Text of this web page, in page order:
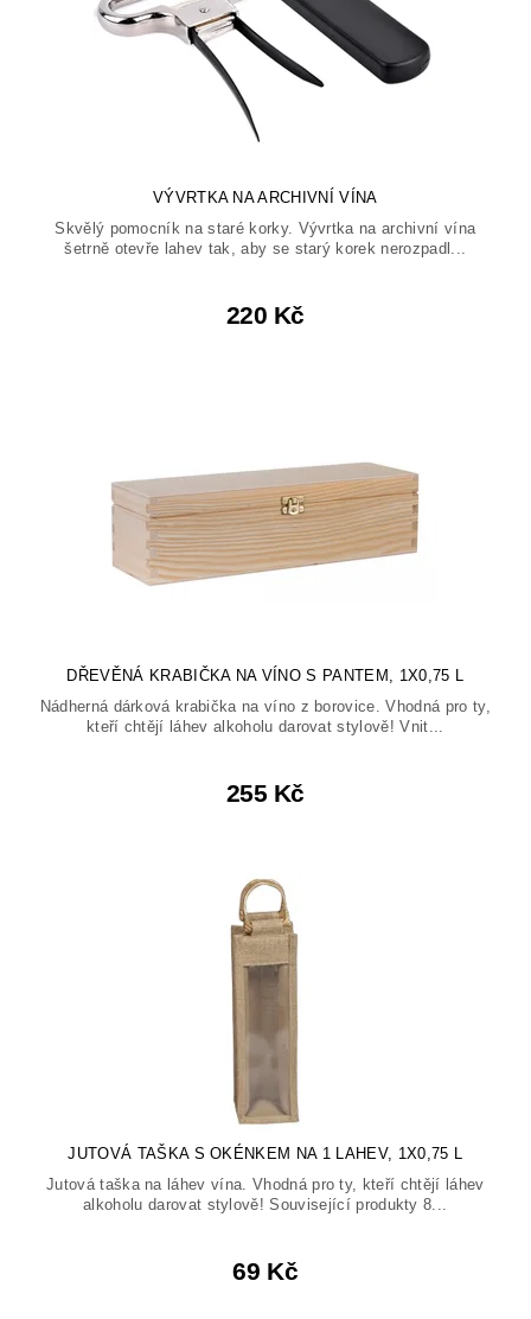
VÝVRTKA NA ARCHIVNÍ VÍNA
Skvělý pomocník na staré korky. Vývrtka na archivní vína
šetrně otevře lahev tak, aby se starý korek nerozpadl...
220 Kč
DŘEVĚNÁ KRABIČKA NA VÍNO S PANTEM, 1X0,75 L
Nádherná dárková krabička na víno z borovice. Vhodná pro ty,
kteří chtějí láhev alkoholu darovat stylově! Vnit...
255 Kč
JUTOVÁ TAŠKA S OKÉNKEM NA 1 LAHEV, 1X0,75 L
Jutová taška na láhev vína. Vhodná pro ty, kteří chtějí láhev
alkoholu darovat stylově! Související produkty 8...
69 Kč